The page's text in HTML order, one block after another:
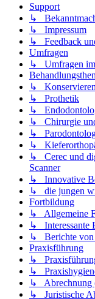
Support
↳
↳ Impressum
↳ Feedback
Umfragen
↳ Umfragen
↳
↳ Prothetik
↳
↳ Chirurgie
↳
↳
↳ Cerec und
Scanner
↳ Innovative
↳ die jungen
Fortbildung
↳ Allgemeine
↳ Interessante
↳ Berichte von
Praxisführung
↳
↳
↳ Abrechnung
↳ Juristische